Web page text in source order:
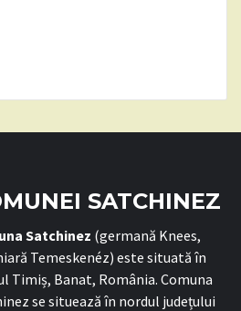
SATCHINEZ
Satchinez (germană Knees,
Temeskenéz) este situată în
Timiș, Banat, România. Comuna
se situează în nordul județului